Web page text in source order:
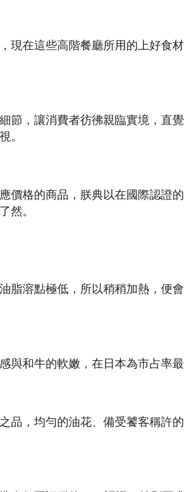
現在這些高階餐廳所用的上好食
節，讓消費者彷彿親臨實境，直
。
價格的商品，朕典以在國際認證
然。
脂溶點極低，所以稍稍加熱，便
與和牛的軟嫩，在日本為市占率最
品，均勻的油花、備受饕客稱許